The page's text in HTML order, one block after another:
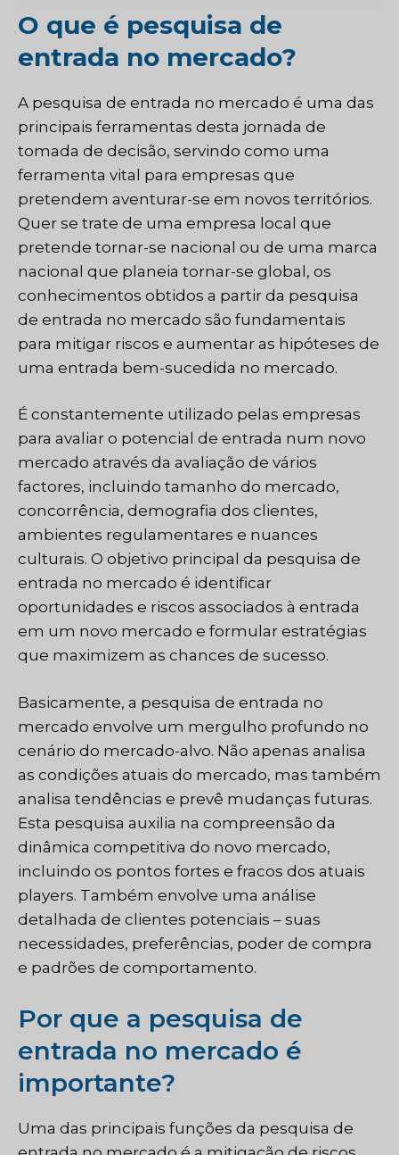
O que é pesquisa de
entrada no mercado?
A pesquisa de entrada no mercado é uma das
principais ferramentas desta jornada de
tomada de decisão, servindo como uma
ferramenta vital para empresas que
pretendem aventurar-se em novos territórios.
Quer se trate de uma empresa local que
pretende tornar-se nacional ou de uma marca
nacional que planeia tornar-se global, os
conhecimentos obtidos a partir da pesquisa
de entrada no mercado são fundamentais
para mitigar riscos e aumentar as hipóteses de
uma entrada bem-sucedida no mercado.
É constantemente utilizado pelas empresas
para avaliar o potencial de entrada num novo
mercado através da avaliação de vários
factores, incluindo tamanho do mercado,
concorrência, demografia dos clientes,
ambientes regulamentares e nuances
culturais. O objetivo principal da pesquisa de
entrada no mercado é identificar
oportunidades e riscos associados à entrada
em um novo mercado e formular estratégias
que maximizem as chances de sucesso.
Basicamente, a pesquisa de entrada no
mercado envolve um mergulho profundo no
cenário do mercado-alvo. Não apenas analisa
as condições atuais do mercado, mas também
analisa tendências e prevê mudanças futuras.
Esta pesquisa auxilia na compreensão da
dinâmica competitiva do novo mercado,
incluindo os pontos fortes e fracos dos atuais
players. Também envolve uma análise
detalhada de clientes potenciais – suas
necessidades, preferências, poder de compra
e padrões de comportamento.
Por que a pesquisa de
entrada no mercado é
importante?
Uma das principais funções da pesquisa de